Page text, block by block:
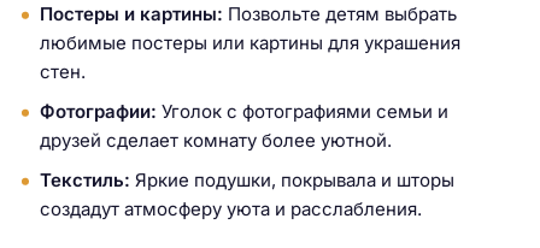
Постеры и картины: Позвольте детям выбрать
любимые постеры или картины для украшения
стен.
Фотографии: Уголок с фотографиями семьи и
друзей сделает комнату более уютной.
Текстиль: Яркие подушки, покрывала и шторы
создадут атмосферу уюта и расслабления.